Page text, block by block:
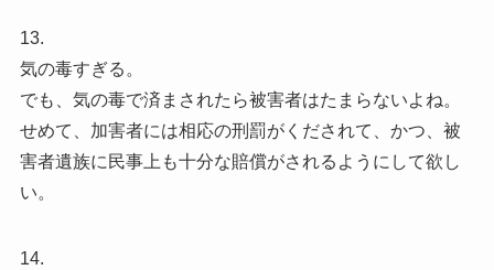
13.
気の毒すぎる。
でも、気の毒で済まされたら被害者はたまらないよね。
せめて、加害者には相応の刑罰がくだされて、かつ、被
害者遺族に民事上も十分な賠償がされるようにして欲し
い。
14.